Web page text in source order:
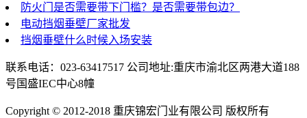
防火门是否需要带下门槛？是否需要带包边？
电动挡烟垂壁厂家批发
挡烟垂壁什么时候入场安装
联系电话：023-63417517 公司地址:重庆市渝北区两港大道188
号国盛IEC中心8幢
Copyright © 2012-2018 重庆锦宏门业有限公司 版权所有